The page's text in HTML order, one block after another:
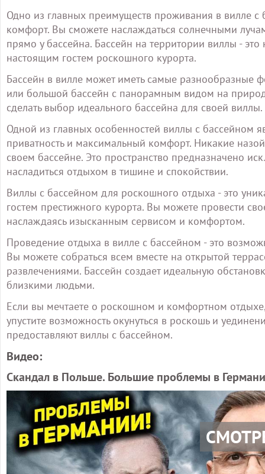
Одно из главных преимуществ проживания в вилле с
комфорт. Вы сможете наслаждаться солнечными
прямо у бассейна. Бассейн на территории виллы -
настоящим гостем роскошного курорта.
Бассейн в вилле может иметь самые
или большой бассейн с панорамным видом на
сделать выбор идеального бассейна для своей виллы.
Одной из главных особенностей виллы с бассейном
приватность и максимальный комфорт. Никакие
своем бассейне. Это пространство предназначено
насладиться отдыхом в тишине и спокойствии.
Виллы с бассейном для роскошного отдыха - это
гостем престижного курорта. Вы можете провести
наслаждаясь изысканным сервисом и комфортом.
Проведение отдыха в вилле с бассейном - это
Вы можете собраться всем вместе на открытой
развлечениями. Бассейн создает идеальную
близкими людьми.
Если вы мечтаете о роскошном и комфортном
упустите возможность окунуться в роскошь и
предоставляют виллы с бассейном.
Видео:
Скандал в Польше. Большие проблемы в